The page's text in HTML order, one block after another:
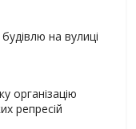
на вулиці
організацію
репресій